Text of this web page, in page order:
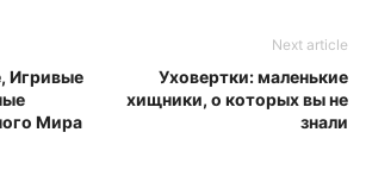
Игривые
Мира
Next article
Уховертки: маленькие
хищники, о которых вы не
знали